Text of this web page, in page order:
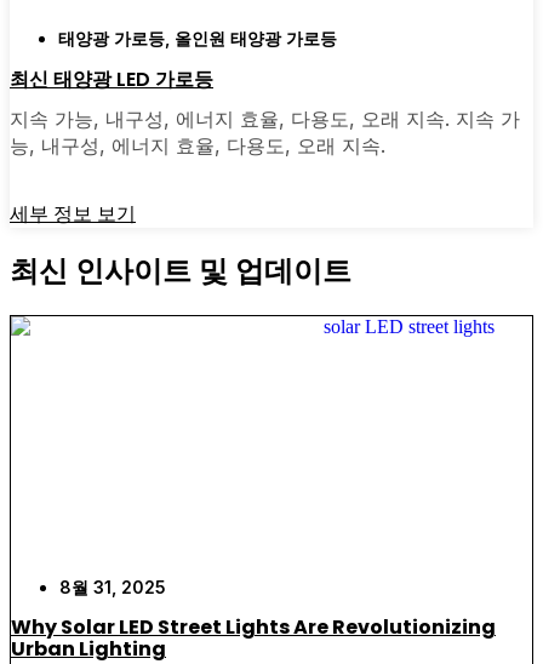
태양광 가로등 올인원 태양광 가로등
최신 태양광 LED 가로등
지속 가능, 내구성, 에너지 효율, 다용도, 오래 지속. 지속 가
능, 내구성, 에너지 효율, 다용도, 오래 지속.
세부 정보 보기
최신 인사이트 및 업데이트
8월 31, 2025
Why Solar LED Street Lights Are Revolutionizing
Urban Lighting